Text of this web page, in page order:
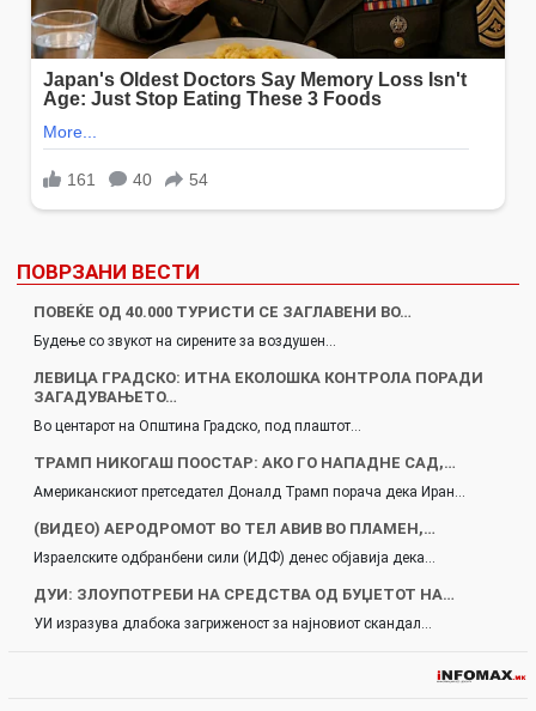
ПОВРЗАНИ ВЕСТИ
ПОВЕЌЕ ОД 40.000 ТУРИСТИ СЕ ЗАГЛАВЕНИ ВО…
Будење со звукот на сирените за воздушен…
ЛЕВИЦА ГРАДСКО: ИТНА ЕКОЛОШКА КОНТРОЛА ПОРАДИ
ЗАГАДУВАЊЕТО…
Во центарот на Општина Градско, под плаштот…
ТРАМП НИКОГАШ ПООСТАР: АКО ГО НАПАДНЕ САД,…
Американскиот претседател Доналд Трамп порача дека Иран…
(ВИДЕО) АЕРОДРОМОТ ВО ТЕЛ АВИВ ВО ПЛАМЕН,…
Израелските одбранбени сили (ИДФ) денес објавија дека…
ДУИ: ЗЛОУПОТРЕБИ НА СРЕДСТВА ОД БУЏЕТОТ НА…
УИ изразува длабока загриженост за најновиот скандал…